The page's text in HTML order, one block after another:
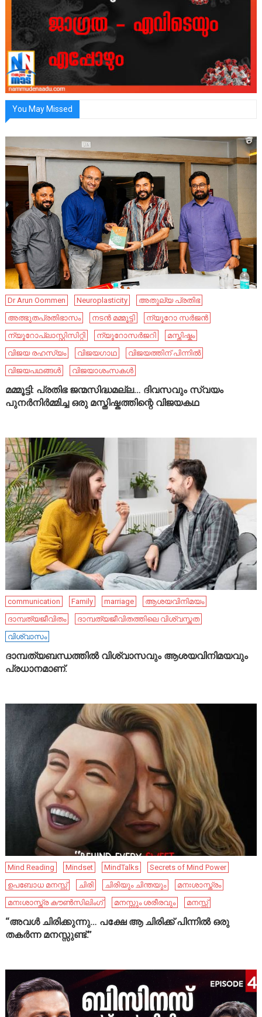
You May Missed
Dr Arun Oommen Neuroplasticity
അതുല്യ പ്രതിഭ
അത്ഭുതപ്രതിഭാസം
നടൻ മമ്മൂട്ടി
ന്യൂറോ സർജൻ
ന്യൂറോപ്ലാസ്റ്റിസിറ്റി
ന്യൂറോസർജറി
മസ്തിഷ്കം
വിജയ രഹസ്യം
വിജയഗാഥ
വിജയത്തിന് പിന്നിൽ
വിജയപഥങ്ങൾ
വിജയാശംസകൾ
മമ്മൂട്ടി: പ്രതിഭ ജന്മസിദ്ധമല്ല… ദിവസവും സ്വയം
പുനർനിർമ്മിച്ച ഒരു മസ്തിഷ്കത്തിന്റെ വിജയകഥ
communication Family marriage
ആശയവിനിമയം
ദാമ്പത്യജീവിതം
ദാമ്പത്യജീവിതത്തിലെ വിശ്വസ്തത
വിശ്വാസം
ദാമ്പത്യബന്ധത്തിൽ വിശ്വാസവും ആശയവിനിമയവും
പ്രധാനമാണ്.
Mind Reading Mindset MindTalks
Secrets of Mind Power
ഉപബോധ മനസ്സ്
ചിരി ചിരിയും ചിന്തയും
മനഃശാസ്ത്രം
മനഃശാസ്ത്ര കൗൺസിലിംഗ്
മനസ്സും ശരീരവും മനസ്സ്
“അവൾ ചിരിക്കുന്നു… പക്ഷേ ആ ചിരിക്ക് പിന്നിൽ ഒരു
തകർന്ന മനസ്സുണ്ട്.”